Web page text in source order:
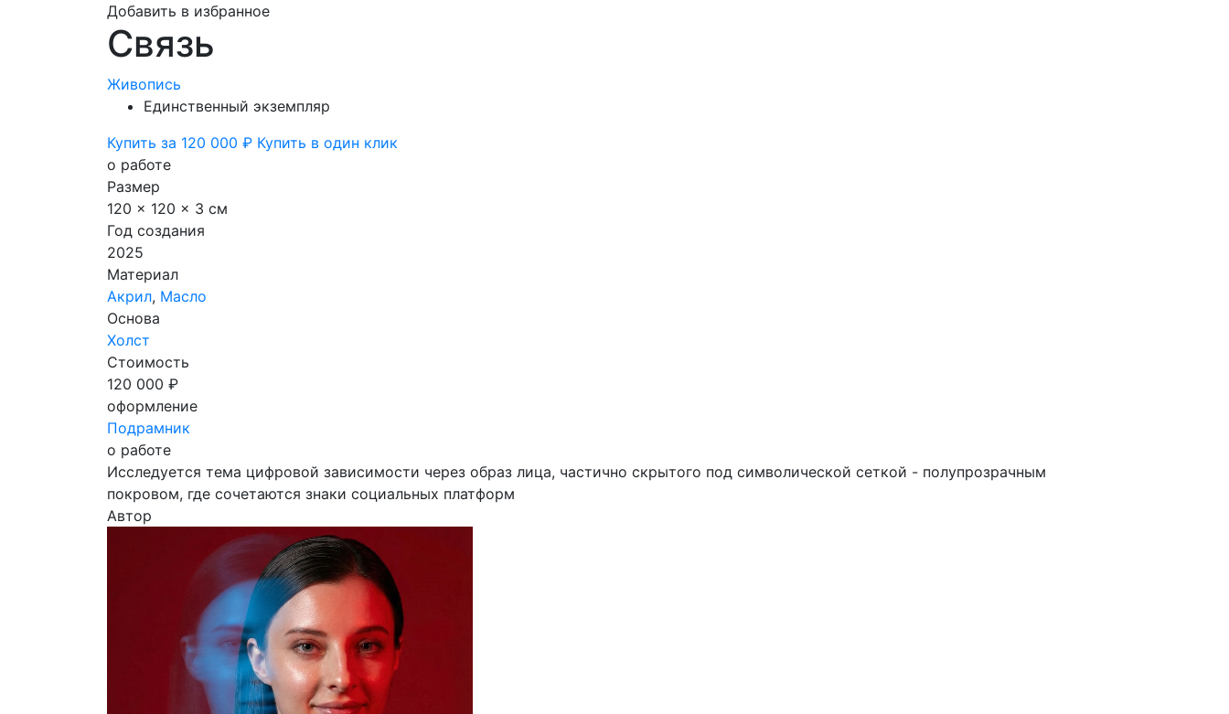
Добавить в избранное
Связь
Живопись
Единственный экземпляр
Купить за 120 000 ₽ Купить в один клик
о работе
Размер
120 x 120 x 3 см
Год создания
2025
Материал
Акрил, Масло
Основа
Холст
Стоимость
120 000 ₽
оформление
Подрамник
о работе
Исследуется тема цифровой зависимости через образ лица, частично скрытого под символической сеткой - полупрозрачным
покровом, где сочетаются знаки социальных платформ
Автор